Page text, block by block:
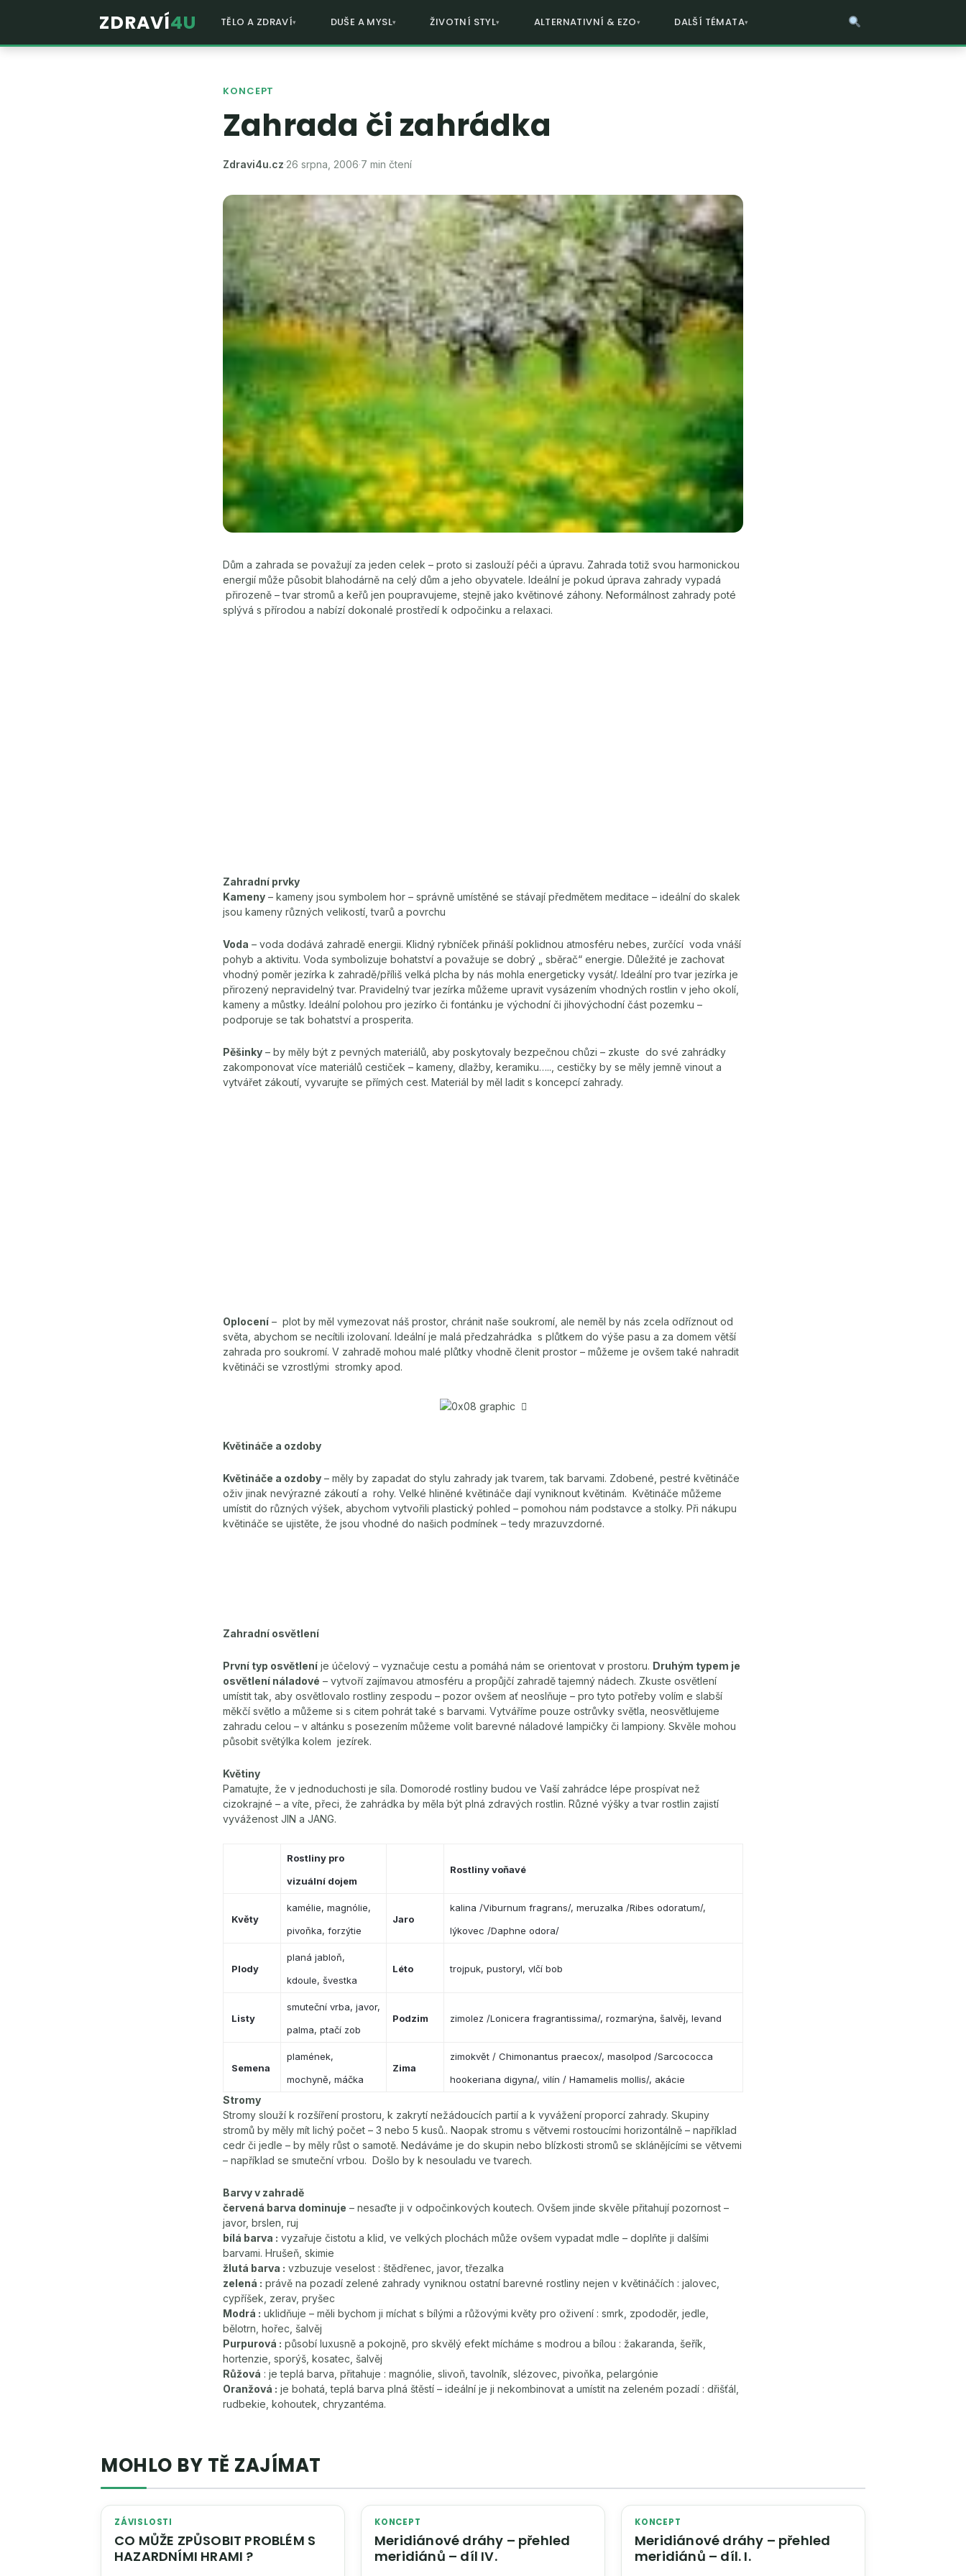
ZDRAVÍ4U TĚLO A ZDRAVÍ DUŠE A MYSL ŽIVOTNÍ STYL ALTERNATIVNÍ & EZO DALŠÍ TÉMATA
KONCEPT
Zahrada či zahrádka
Zdravi4u.cz·26 srpna, 2006·7 min čtení
Dům a zahrada se považují za jeden celek – proto si zaslouží péči a úpravu. Zahrada totiž svou harmonickou
energií může působit blahodárně na celý dům a jeho obyvatele. Ideální je pokud úprava zahrady vypadá
přirozeně – tvar stromů a keřů jen poupravujeme, stejně jako květinové záhony. Neformálnost zahrady poté
splývá s přírodou a nabízí dokonalé prostředí k odpočinku a relaxaci.
Zahradní prvky
Kameny – kameny jsou symbolem hor – správně umístěné se stávají předmětem meditace – ideální do skalek
jsou kameny různých velikostí, tvarů a povrchu
Voda – voda dodává zahradě energii. Klidný rybníček přináší poklidnou atmosféru nebes, zurčící voda vnáší
pohyb a aktivitu. Voda symbolizuje bohatství a považuje se dobrý „ sběrač“ energie. Důležité je zachovat
vhodný poměr jezírka k zahradě/příliš velká plcha by nás mohla energeticky vysát/. Ideální pro tvar jezírka je
přirozený nepravidelný tvar. Pravidelný tvar jezírka můžeme upravit vysázením vhodných rostlin v jeho okolí,
kameny a můstky. Ideální polohou pro jezírko či fontánku je východní či jihovýchodní část pozemku –
podporuje se tak bohatství a prosperita.
Pěšinky – by měly být z pevných materiálů, aby poskytovaly bezpečnou chůzi – zkuste do své zahrádky
zakomponovat více materiálů cestiček – kameny, dlažby, keramiku….., cestičky by se měly jemně vinout a
vytvářet zákoutí, vyvarujte se přímých cest. Materiál by měl ladit s koncepcí zahrady.
Oplocení – plot by měl vymezovat náš prostor, chránit naše soukromí, ale neměl by nás zcela odříznout od
světa, abychom se necítili izolovaní. Ideální je malá předzahrádka s plůtkem do výše pasu a za domem větší
zahrada pro soukromí. V zahradě mohou malé plůtky vhodně členit prostor – můžeme je ovšem také nahradit
květináči se vzrostlými stromky apod.

Květináče a ozdoby
Květináče a ozdoby – měly by zapadat do stylu zahrady jak tvarem, tak barvami. Zdobené, pestré květináče
oživ jinak nevýrazné zákoutí a rohy. Velké hliněné květináče dají vyniknout květinám. Květináče můžeme
umístit do různých výšek, abychom vytvořili plastický pohled – pomohou nám podstavce a stolky. Při nákupu
květináče se ujistěte, že jsou vhodné do našich podmínek – tedy mrazuvzdorné.
Zahradní osvětlení
První typ osvětlení je účelový – vyznačuje cestu a pomáhá nám se orientovat v prostoru. Druhým typem je
osvětlení náladové – vytvoří zajímavou atmosféru a propůjčí zahradě tajemný nádech. Zkuste osvětlení
umístit tak, aby osvětlovalo rostliny zespodu – pozor ovšem ať neoslňuje – pro tyto potřeby volím e slabší
měkčí světlo a můžeme si s citem pohrát také s barvami. Vytváříme pouze ostrůvky světla, neosvětlujeme
zahradu celou – v altánku s posezením můžeme volit barevné náladové lampičky či lampiony. Skvěle mohou
působit světýlka kolem jezírek.
Květiny
Pamatujte, že v jednoduchosti je síla. Domorodé rostliny budou ve Vaší zahrádce lépe prospívat než
cizokrajné – a víte, přeci, že zahrádka by měla být plná zdravých rostlin. Různé výšky a tvar rostlin zajistí
vyváženost JIN a JANG.
Rostliny pro
vizuální dojem
Rostliny voňavé
Květy
kamélie, magnólie,
pivoňka, forzýtie
Jaro
kalina /Viburnum fragrans/, meruzalka /Ribes odoratum/,
lýkovec /Daphne odora/
Plody
planá jabloň,
kdoule, švestka
Léto trojpuk, pustoryl, vlčí bob
Listy
smuteční vrba, javor,
palma, ptačí zob
Podzim zimolez /Lonicera fragrantissima/, rozmarýna, šalvěj, levand
Semena
plamének,
mochyně, máčka
Zima
zimokvět / Chimonantus praecox/, masolpod /Sarcococca
hookeriana digyna/, vilín / Hamamelis mollis/, akácie
Stromy
Stromy slouží k rozšíření prostoru, k zakrytí nežádoucích partií a k vyvážení proporcí zahrady. Skupiny
stromů by měly mít lichý počet – 3 nebo 5 kusů.. Naopak stromu s větvemi rostoucími horizontálně – například
cedr či jedle – by měly růst o samotě. Nedáváme je do skupin nebo blízkosti stromů se sklánějícími se větvemi
– například se smuteční vrbou. Došlo by k nesouladu ve tvarech.
Barvy v zahradě
červená barva dominuje – nesaďte ji v odpočinkových koutech. Ovšem jinde skvěle přitahují pozornost –
javor, brslen, ruj
bílá barva : vyzařuje čistotu a klid, ve velkých plochách může ovšem vypadat mdle – doplňte ji dalšími
barvami. Hrušeň, skimie
žlutá barva : vzbuzuje veselost : štědřenec, javor, třezalka
zelená : právě na pozadí zelené zahrady vyniknou ostatní barevné rostliny nejen v květináčích : jalovec,
cypříšek, zerav, pryšec
Modrá : uklidňuje – měli bychom ji míchat s bílými a růžovými květy pro oživení : smrk, zpododěr, jedle,
bělotrn, hořec, šalvěj
Purpurová : působí luxusně a pokojně, pro skvělý efekt mícháme s modrou a bílou : žakaranda, šeřík,
hortenzie, sporýš, kosatec, šalvěj
Růžová : je teplá barva, přitahuje : magnólie, slivoň, tavolník, slézovec, pivoňka, pelargónie
Oranžová : je bohatá, teplá barva plná štěstí – ideální je ji nekombinovat a umístit na zeleném pozadí : dřišťál,
rudbekie, kohoutek, chryzantéma.
MOHLO BY TĚ ZAJÍMAT
ZÁVISLOSTI
CO MŮŽE ZPŮSOBIT PROBLÉM S
HAZARDNÍMI HRAMI ?
KONCEPT
Meridiánové dráhy – přehled
meridiánů – díl IV.
KONCEPT
Meridiánové dráhy – přehled
meridiánů – díl. I.